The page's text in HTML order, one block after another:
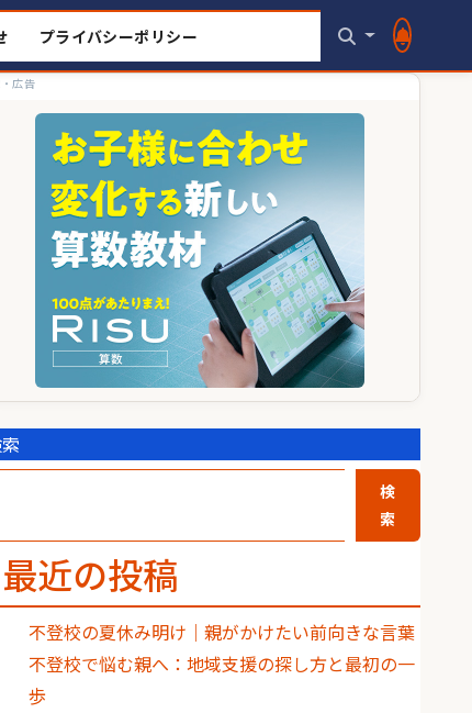
プライバシーポリシー
広告
検
索
最近の投稿
不登校の夏休み明け｜親がかけたい前向きな言葉
不登校で悩む親へ：地域支援の探し方と最初の一
歩